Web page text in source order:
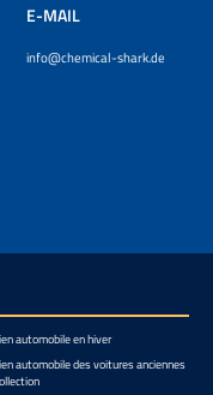
E-MAIL
info@chemical-shark.de
automobile en hiver
automobile des voitures anciennes